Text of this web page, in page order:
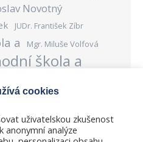
Novotný
JUDr. František Zíbr
a Mgr. Miluše Volfová
škola a
souo 3c
Stanislav Pavelka
konfekce
cookies
uživatelskou zkušenost
anonymní analýze